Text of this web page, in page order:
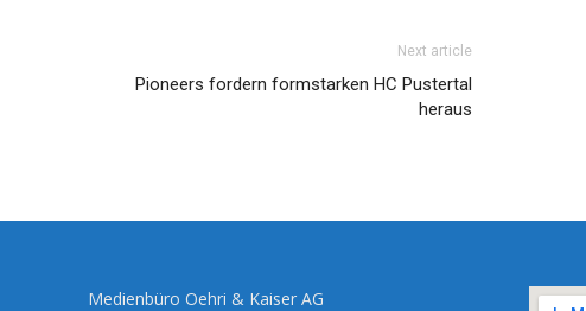
Next article
Pioneers fordern formstarken HC Pustertal
heraus
Medienbüro Oehri & Kaiser AG